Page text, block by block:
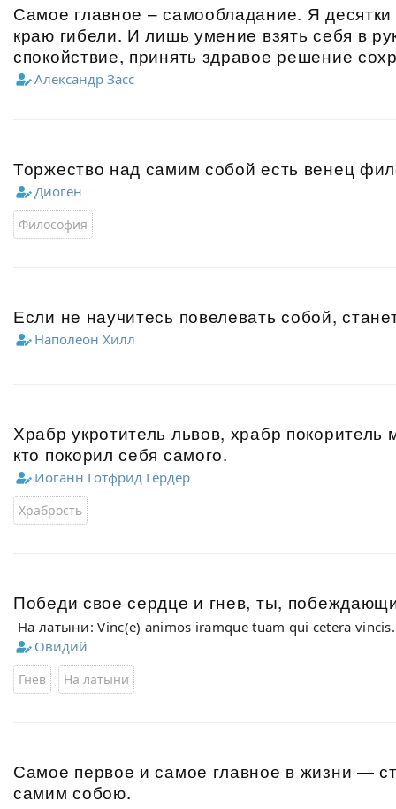
Самое главное – самообладание. Я
краю гибели. И лишь умение взять себя в
спокойствие, принять здравое решение
Александр Засс
Торжество над самим собой есть венец
Диоген
Философия
Если не научитесь повелевать собой,
Наполеон Хилл
Храбр укротитель львов, храбр покоритель
кто покорил себя самого.
Иоганн Готфрид Гердер
Храбрость
Победи свое сердце и гнев, ты,
На латыни: Vinc(e) animos iramque tuam qui cetera vincis.
Овидий
Гнев На латыни
Самое первое и самое главное в жизни —
самим собою.